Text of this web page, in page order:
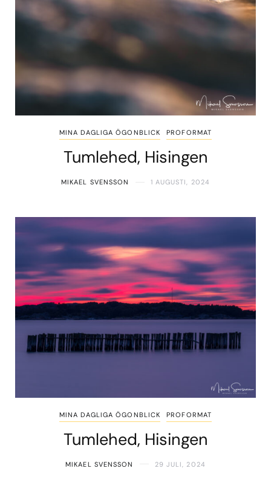
MINA DAGLIGA ÖGONBLICK PROFORMAT
Tumlehed, Hisingen
MIKAEL SVENSSON 1 AUGUSTI, 2024
MINA DAGLIGA ÖGONBLICK PROFORMAT
Tumlehed, Hisingen
MIKAEL SVENSSON 29 JULI, 2024